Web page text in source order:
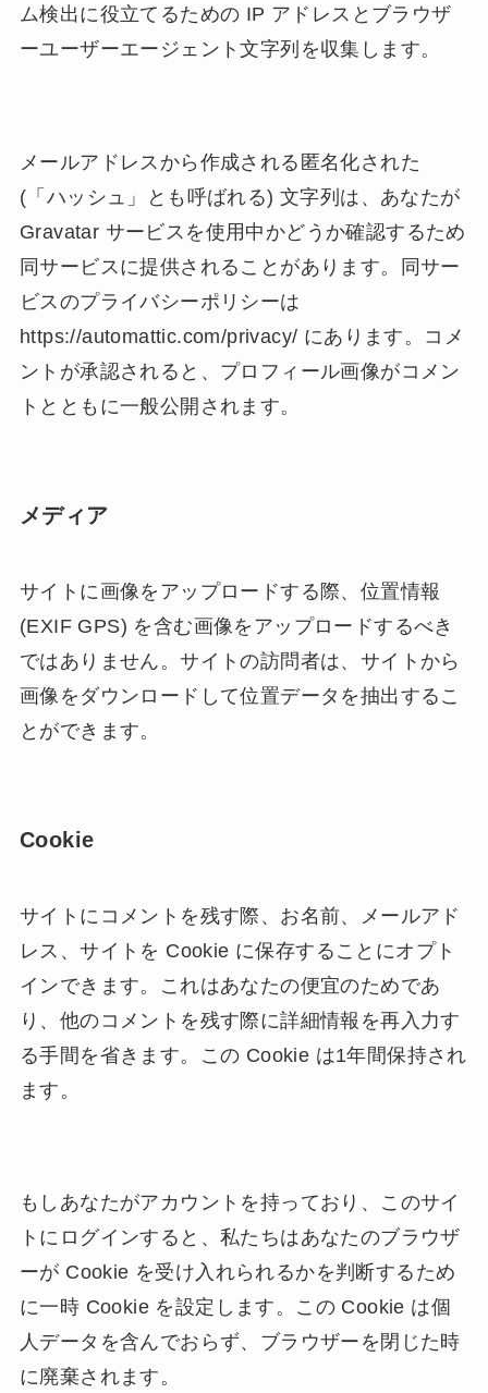
ム検出に役立てるための IP アドレスとブラウザ
ーユーザーエージェント文字列を収集します。
メールアドレスから作成される匿名化された
(「ハッシュ」とも呼ばれる) 文字列は、あなたが
Gravatar サービスを使用中かどうか確認するため
同サービスに提供されることがあります。同サー
ビスのプライバシーポリシーは
https://automattic.com/privacy/ にあります。コメ
ントが承認されると、プロフィール画像がコメン
トとともに一般公開されます。
メディア
サイトに画像をアップロードする際、位置情報
(EXIF GPS) を含む画像をアップロードするべき
ではありません。サイトの訪問者は、サイトから
画像をダウンロードして位置データを抽出するこ
とができます。
Cookie
サイトにコメントを残す際、お名前、メールアド
レス、サイトを Cookie に保存することにオプト
インできます。これはあなたの便宜のためであ
り、他のコメントを残す際に詳細情報を再入力す
る手間を省きます。この Cookie は1年間保持され
ます。
もしあなたがアカウントを持っており、このサイ
トにログインすると、私たちはあなたのブラウザ
ーが Cookie を受け入れられるかを判断するため
に一時 Cookie を設定します。この Cookie は個
人データを含んでおらず、ブラウザーを閉じた時
に廃棄されます。